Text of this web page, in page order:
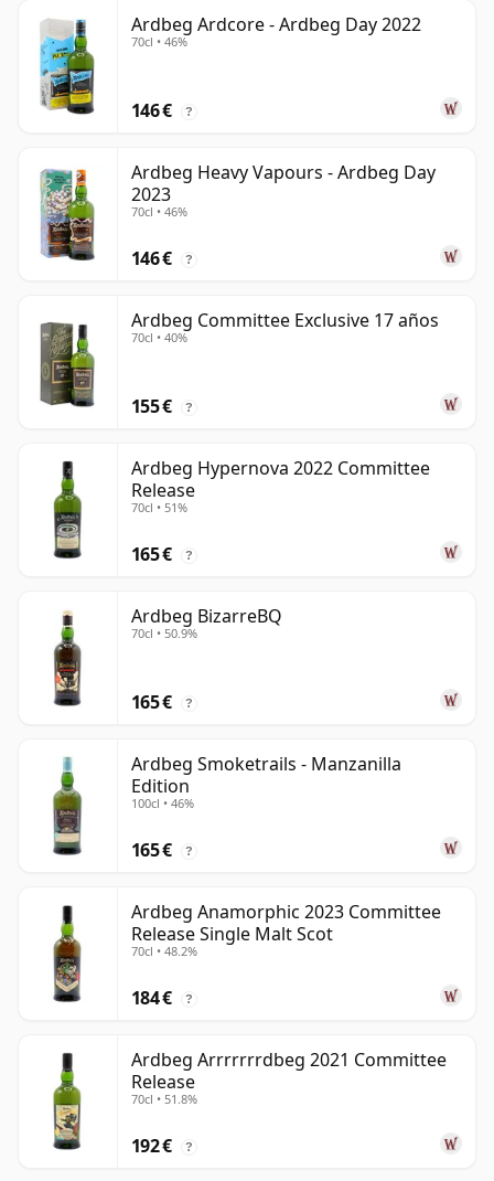
Ardbeg Ardcore - Ardbeg Day 2022
70cl • 46%
146 € ?
Ardbeg Heavy Vapours - Ardbeg Day
2023
70cl • 46%
146 € ?
Ardbeg Committee Exclusive 17 años
70cl • 40%
155 € ?
Ardbeg Hypernova 2022 Committee
Release
70cl • 51%
165 € ?
Ardbeg BizarreBQ
70cl • 50.9%
165 € ?
Ardbeg Smoketrails - Manzanilla
Edition
100cl • 46%
165 € ?
Ardbeg Anamorphic 2023 Committee
Release Single Malt Scot
70cl • 48.2%
184 € ?
Ardbeg Arrrrrrrdbeg 2021 Committee
Release
70cl • 51.8%
192 € ?